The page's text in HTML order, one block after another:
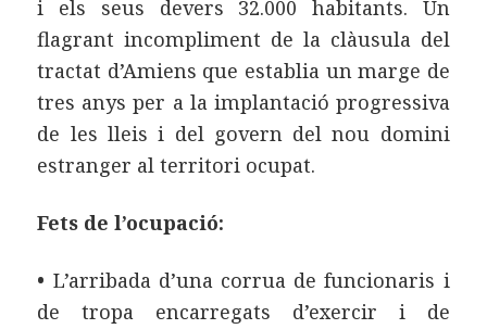
i els seus devers 32.000 habitants. Un
flagrant incompliment de la clàusula del
tractat d’Amiens que establia un marge de
tres anys per a la implantació progressiva
de les lleis i del govern del nou domini
estranger al territori ocupat.
Fets de l’ocupació:
• L’arribada d’una corrua de funcionaris i
de tropa encarregats d’exercir i de